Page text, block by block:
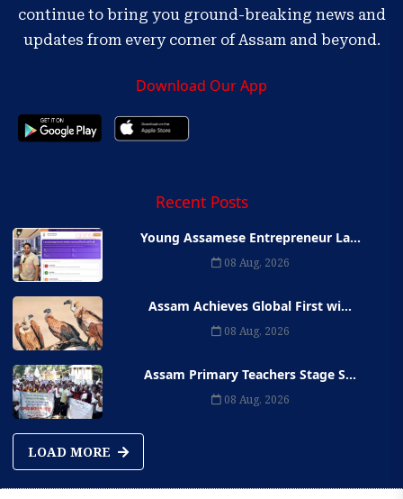
continue to bring you ground-breaking news and
updates from every corner of Assam and beyond.
Download Our App
Recent Posts
Young Assamese Entrepreneur La...
08 Aug, 2026
Assam Achieves Global First wi...
08 Aug, 2026
Assam Primary Teachers Stage S...
08 Aug, 2026
LOAD MORE